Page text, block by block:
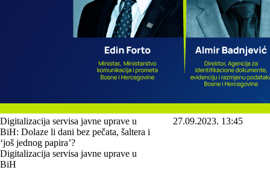
Digitalizacija servisa javne uprave u
BiH: Dolaze li dani bez pečata, šaltera i
‘još jednog papira’?
Digitalizacija servisa javne uprave u
BiH
27.09.2023. 13:45